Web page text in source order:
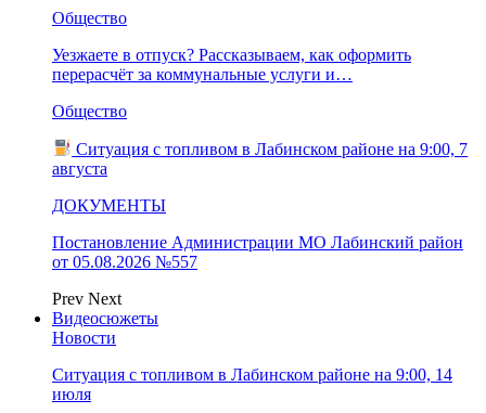
Общество
Уезжаете в отпуск? Рассказываем, как оформить
перерасчёт за коммунальные услуги и…
Общество
Ситуация с топливом в Лабинском районе на 9:00, 7
августа
ДОКУМЕНТЫ
Постановление Администрации МО Лабинский район
от 05.08.2026 №557
Prev Next
Видеосюжеты
Новости
Ситуация с топливом в Лабинском районе на 9:00, 14
июля